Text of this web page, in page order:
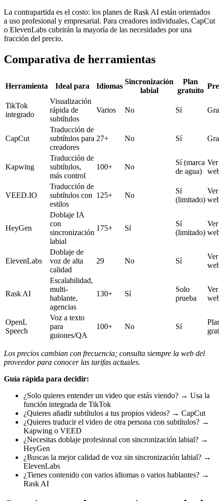
La contrapartida es el costo: los planes de Rask AI están orientados
a uso profesional y empresarial. Para creadores individuales, CapCut
o ElevenLabs cubrirán la mayoría de las necesidades por una
fracción del precio.
Comparativa de herramientas
Herramienta Ideal para Idiomas
Sincronización
labial
Plan
gratuito
TikTok
integrado
Visualización
rápida de
subtítulos
Varios No Sí
CapCut
Traducción de
subtítulos para
creadores
27+ No Sí
Kapwing
Traducción de
subtítulos,
más control
100+ No
Sí (marca
de agua)
Ver
VEED.IO
Traducción de
subtítulos con
estilos
125+ No
Sí
(limitado)
Ver
HeyGen
Doblaje IA
con
sincronización
labial
175+ Sí
Sí
(limitado)
Ver
ElevenLabs
Doblaje de
voz de alta
calidad
29 No Sí
Ver
Rask AI
Escalabilidad,
multi-
hablante,
agencias
130+ Sí
Solo
prueba
Ver
OpenL
Speech
Voz a texto
para
guiones/QA
100+ No Sí
Los precios cambian con frecuencia; consulta siempre la web del
proveedor para conocer las tarifas actuales.
Guía rápida para decidir:
¿Solo quieres entender un video que estás viendo? → Usa la
función integrada de TikTok
¿Quieres añadir subtítulos a tus propios videos? → CapCut
¿Quieres traducir el video de otra persona con subtítulos? →
Kapwing o VEED
¿Necesitas doblaje profesional con sincronización labial? →
HeyGen
¿Buscas la mejor calidad de voz sin sincronización labial? →
ElevenLabs
¿Tienes contenido con varios idiomas o varios hablantes? →
Rask AI